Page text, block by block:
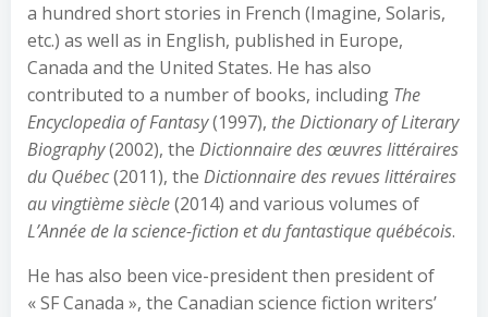
a hundred short stories in French (Imagine, Solaris,
etc.) as well as in English, published in Europe,
Canada and the United States. He has also
contributed to a number of books, including The
Encyclopedia of Fantasy(1997), the Dictionary of Literary
Biography(2002), the Dictionnaire des œuvres littéraires
du Québec(2011), the Dictionnaire des revues littéraires
au vingtième siècle(2014) and various volumes of
L’Année de la science-fiction et du fantastique québécois.
He has also been vice-president then president of
« SF Canada », the Canadian science fiction writers’